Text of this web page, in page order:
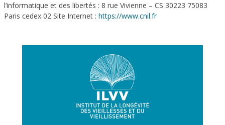
l’informatique et des libertés : 8 rue Vivienne – CS 30223 75083
Paris cedex 02 Site Internet : https://www.cnil.fr